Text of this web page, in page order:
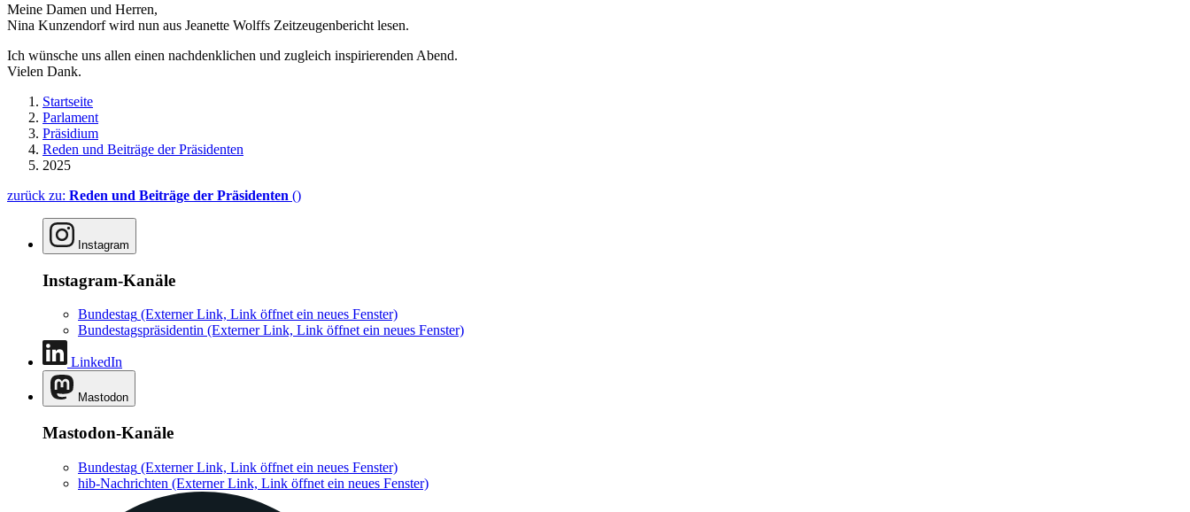
Meine Damen und Herren,
Nina Kunzendorf wird nun aus Jeanette Wolffs Zeitzeugenbericht lesen.
Ich wünsche uns allen einen nachdenklichen und zugleich inspirierenden Abend.
Vielen Dank.
Startseite
Parlament
Präsidium
Reden und Beiträge der Präsidenten
2025
zurück zu: Reden und Beiträge der Präsidenten ()
Instagram
Instagram-Kanäle
Bundestag (Externer Link, Link öffnet ein neues Fenster)
Bundestagspräsidentin (Externer Link, Link öffnet ein neues Fenster)
LinkedIn
Mastodon
Mastodon-Kanäle
Bundestag (Externer Link, Link öffnet ein neues Fenster)
hib-Nachrichten (Externer Link, Link öffnet ein neues Fenster)